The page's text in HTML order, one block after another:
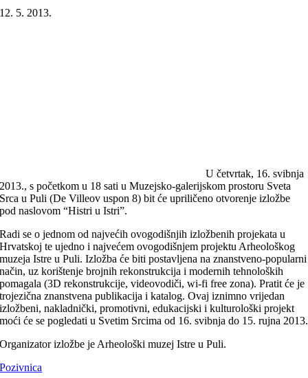
12. 5. 2013.
U četvrtak, 16. svibnja
2013., s početkom u 18 sati u Muzejsko-galerijskom prostoru Sveta
Srca u Puli (De Villeov uspon 8) bit će upriličeno otvorenje izložbe
pod naslovom “Histri u Istri”.
Radi se o jednom od najvećih ovogodišnjih izložbenih projekata u
Hrvatskoj te ujedno i najvećem ovogodišnjem projektu Arheološkog
muzeja Istre u Puli. Izložba će biti postavljena na znanstveno-popularni
način, uz korištenje brojnih rekonstrukcija i modernih tehnoloških
pomagala (3D rekonstrukcije, videovodiči, wi-fi free zona). Pratit će je
trojezična znanstvena publikacija i katalog. Ovaj iznimno vrijedan
izložbeni, nakladnički, promotivni, edukacijski i kulturološki projekt
moći će se pogledati u Svetim Srcima od 16. svibnja do 15. rujna 2013.
Organizator izložbe je Arheološki muzej Istre u Puli.
Pozivnica